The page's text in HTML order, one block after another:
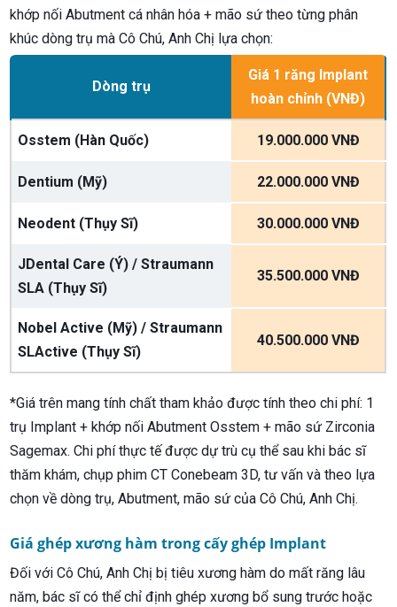
khớp nối Abutment cá nhân hóa + mão sứ theo từng phân
khúc dòng trụ mà Cô Chú, Anh Chị lựa chọn:
Dòng trụ
Giá 1 răng Implant
hoàn chỉnh (VNĐ)
Osstem (Hàn Quốc) 19.000.000 VNĐ
Dentium (Mỹ) 22.000.000 VNĐ
Neodent (Thụy Sĩ) 30.000.000 VNĐ
JDental Care (Ý) / Straumann
SLA (Thụy Sĩ)
35.500.000 VNĐ
Nobel Active (Mỹ) / Straumann
SLActive (Thụy Sĩ)
40.500.000 VNĐ
*Giá trên mang tính chất tham khảo được tính theo chi phí: 1
trụ Implant + khớp nối Abutment Osstem + mão sứ Zirconia
Sagemax. Chi phí thực tế được dự trù cụ thể sau khi bác sĩ
thăm khám, chụp phim CT Conebeam 3D, tư vấn và theo lựa
chọn về dòng trụ, Abutment, mão sứ của Cô Chú, Anh Chị.
Giá ghép xương hàm trong cấy ghép Implant
Đối với Cô Chú, Anh Chị bị tiêu xương hàm do mất răng lâu
năm, bác sĩ có thể chỉ định ghép xương bổ sung trước hoặc